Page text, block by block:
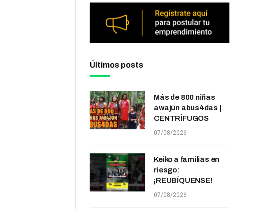
Últimos posts
Más de 800 niñas
awajún abus4das |
CENTRÍFUGOS
07/08/2026
Keiko a familias en
riesgo:
¡REUBÍQUENSE!
07/08/2026